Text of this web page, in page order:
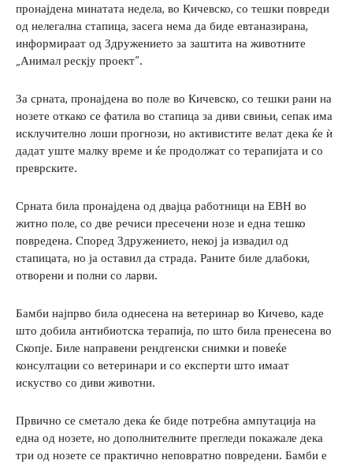
пронајдена минатата недела, во Кичевско, со тешки повреди
од нелегална стапица, засега нема да биде евтаназирана,
информираат од Здружението за заштита на животните
„Анимал рескју проект“.
За срната, пронајдена во поле во Кичевско, со тешки рани на
нозете откако се фатила во стапица за диви свињи, сепак има
исклучително лоши прогнози, но активистите велат дека ќе ѝ
дадат уште малку време и ќе продолжат со терапијата и со
преврските.
Срната била пронајдена од двајца работници на ЕВН во
житно поле, со две речиси пресечени нозе и една тешко
повредена. Според Здружението, некој ја извадил од
стапицата, но ја оставил да страда. Раните биле длабоки,
отворени и полни со ларви.
Бамби најпрво била однесена на ветеринар во Кичево, каде
што добила антибиотска терапија, по што била пренесена во
Скопје. Биле направени рендгенски снимки и повеќе
консултации со ветеринари и со експерти што имаат
искуство со диви животни.
Првично се сметало дека ќе биде потребна ампутација на
една од нозете, но дополнителните прегледи покажале дека
три од нозете се практично неповратно повредени. Бамби е